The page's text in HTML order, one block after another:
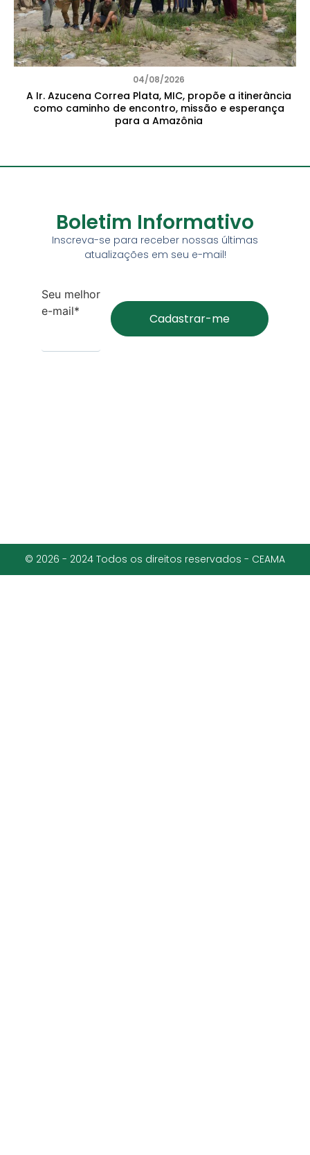
04/08/2026
A Ir. Azucena Correa Plata, MIC, propõe a itinerância
como caminho de encontro, missão e esperança
para a Amazônia
Boletim Informativo
Inscreva-se para receber nossas últimas
atualizações em seu e-mail!
Seu melhor
e-mail*
© 2026 - 2024 Todos os direitos reservados - CEAMA